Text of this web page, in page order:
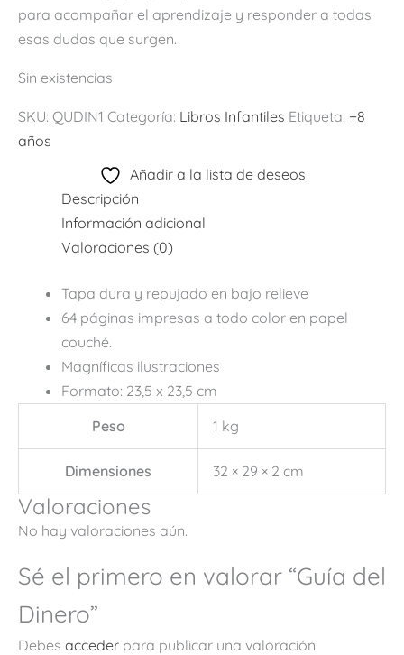
para acompañar el aprendizaje y responder a todas
esas dudas que surgen.
Sin existencias
SKU: QUDIN1 Categoría: Libros Infantiles Etiqueta: +8
años
Añadir a la lista de deseos
Descripción
Información adicional
Valoraciones (0)
Tapa dura y repujado en bajo relieve
64 páginas impresas a todo color en papel
couché.
Magníficas ilustraciones
Formato: 23,5 x 23,5 cm
Peso
1 kg
Dimensiones 32 × 29 × 2 cm
Valoraciones
No hay valoraciones aún.
Sé el primero en valorar “Guía del
Dinero”
Debes acceder para publicar una valoración.